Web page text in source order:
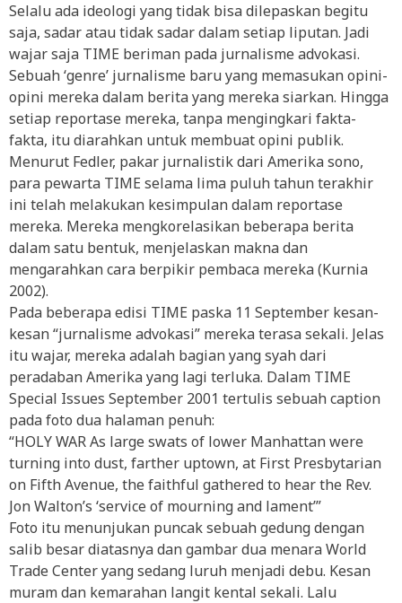
Selalu ada ideologi yang tidak bisa dilepaskan begitu
saja, sadar atau tidak sadar dalam setiap liputan. Jadi
wajar saja TIME beriman pada jurnalisme advokasi.
Sebuah ‘genre’ jurnalisme baru yang memasukan opini-
opini mereka dalam berita yang mereka siarkan. Hingga
setiap reportase mereka, tanpa mengingkari fakta-
fakta, itu diarahkan untuk membuat opini publik.
Menurut Fedler, pakar jurnalistik dari Amerika sono,
para pewarta TIME selama lima puluh tahun terakhir
ini telah melakukan kesimpulan dalam reportase
mereka. Mereka mengkorelasikan beberapa berita
dalam satu bentuk, menjelaskan makna dan
mengarahkan cara berpikir pembaca mereka (Kurnia
2002).
Pada beberapa edisi TIME paska 11 September kesan-
kesan “jurnalisme advokasi” mereka terasa sekali. Jelas
itu wajar, mereka adalah bagian yang syah dari
peradaban Amerika yang lagi terluka. Dalam TIME
Special Issues September 2001 tertulis sebuah caption
pada foto dua halaman penuh:
“HOLY WAR As large swats of lower Manhattan were
turning into dust, farther uptown, at First Presbytarian
on Fifth Avenue, the faithful gathered to hear the Rev.
Jon Walton’s ‘service of mourning and lament’”
Foto itu menunjukan puncak sebuah gedung dengan
salib besar diatasnya dan gambar dua menara World
Trade Center yang sedang luruh menjadi debu. Kesan
muram dan kemarahan langit kental sekali. Lalu